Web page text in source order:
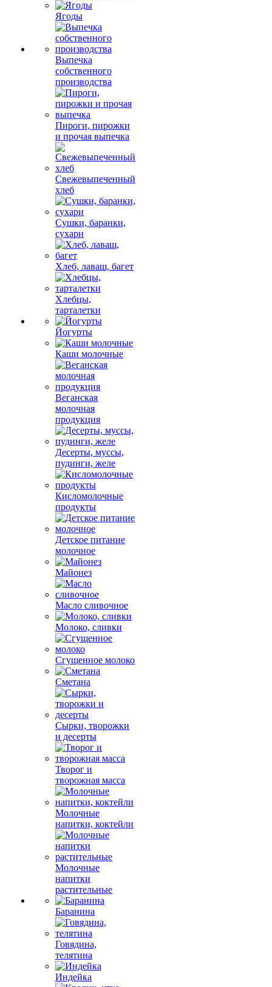
Ягоды
Выпечка
собственного
производства
Пироги, пирожки
и прочая выпечка
Свежевыпеченный
хлеб
Сушки, баранки,
сухари
Хлеб, лаваш, багет
Хлебцы,
тарталетки
Йогурты
Каши молочные
Веганская
молочная
продукция
Десерты, муссы,
пудинги, желе
Кисломолочные
продукты
Детское питание
молочное
Майонез
Масло сливочное
Молоко, сливки
Сгущенное молоко
Сметана
Сырки, творожки
и десерты
Творог и
творожная масса
Молочные
напитки, коктейли
Молочные
напитки
растительные
Баранина
Говядина,
телятина
Индейка